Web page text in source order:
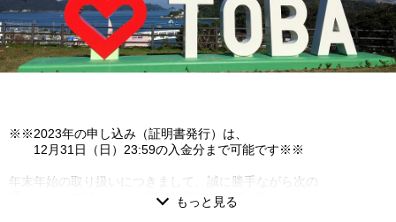
※※2023年の申し込み（証明書発行）は、
12月31日（日）23:59の入金分まで可能です※※
年末年始の取り扱いにつきまして、誠に勝手ながら次の
通りとさせて頂きます。何卒、宜しくお願い致します。